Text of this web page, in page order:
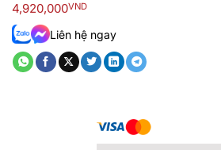
xếp
hạng
0.0
5
sao
4,920,000VND
Liên hệ ngay